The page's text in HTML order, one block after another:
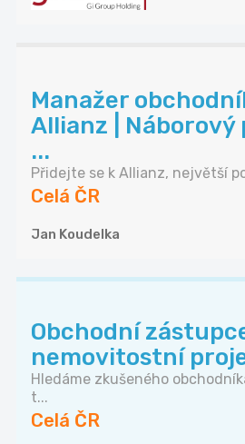
Manažer
Allianz | Náborový
...
Přidejte se k Allianz, největší
Celá ČR
Jan Koudelka
Obchodní
nemovitostní
Hledáme zkušeného
t...
Celá ČR